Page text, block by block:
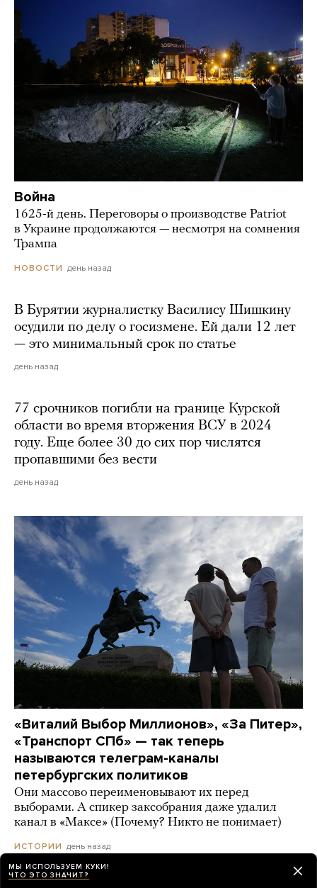
Война
1625-й день. Переговоры о производстве Patriot
в Украине продолжаются — несмотря на сомнения
Трампа
НОВОСТИ день назад
В Бурятии журналистку Василису Шишкину
осудили по делу о госизмене. Ей дали 12 лет
— это минимальный срок по статье
день назад
77 срочников погибли на границе Курской
области во время вторжения ВСУ в 2024
году. Еще более 30 до сих пор числятся
пропавшими без вести
день назад
«Виталий Выбор Миллионов», «За Питер»,
«Транспорт СПб» — так теперь
называются телеграм-каналы
петербургских политиков
Они массово переименовывают их перед
выборами. А спикер заксобрания даже удалил
канал в «Максе» (Почему? Никто не понимает)
ИСТОРИИ день назад
МЫ ИСПОЛЬЗУЕМ КУКИ!
ЧТО ЭТО ЗНАЧИТ?